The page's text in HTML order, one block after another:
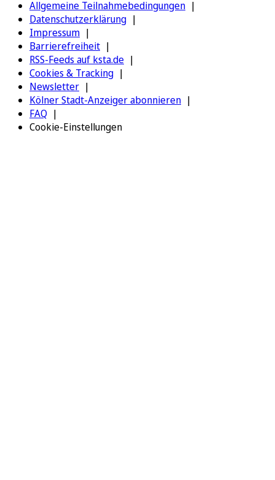
Allgemeine Teilnahmebedingungen
Datenschutzerklärung
Impressum
Barrierefreiheit
RSS-Feeds auf ksta.de
Cookies & Tracking
Newsletter
Kölner Stadt-Anzeiger abonnieren
FAQ
Cookie-Einstellungen